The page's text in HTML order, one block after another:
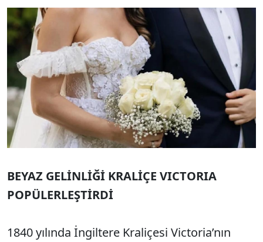
BEYAZ GELİNLİĞİ KRALİÇE VICTORIA
POPÜLERLEŞTİRDİ
1840 yılında İngiltere Kraliçesi Victoria’nın